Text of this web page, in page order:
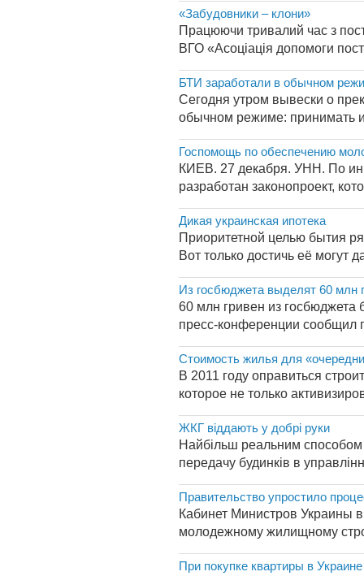
«Забудовники – клони»
Працюючи тривалий час з
ВГО «Асоціація допомоги
БТИ заработали в обычном
Сегодня утром вывески о
обычном режиме: принимать
Госпомощь по обеспечению
КИЕВ. 27 декабря. УНН. По
разработан законопроект,
Дикая украинская ипотека
Приоритетной целью бытия
Вот только достичь её могут
Из госбюджета выделят 60 млн
60 млн гривен из госбюджета
пресс-конференции сообщил
Стоимость жилья для
В 2011 году оправиться
которое не только
ЖКГ віддають у добрі руки
Найбільш реальним способом
передачу будинків в
Правительство упростило
Кабинет Министров Украины
молодежному жилищному
При покупке квартиры в